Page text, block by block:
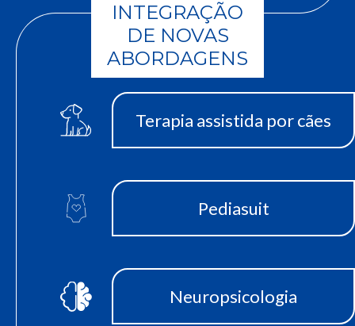
INTEGRAÇÃO
DE NOVAS
ABORDAGENS
Terapia assistida por cães
Pediasuit
Neuropsicologia